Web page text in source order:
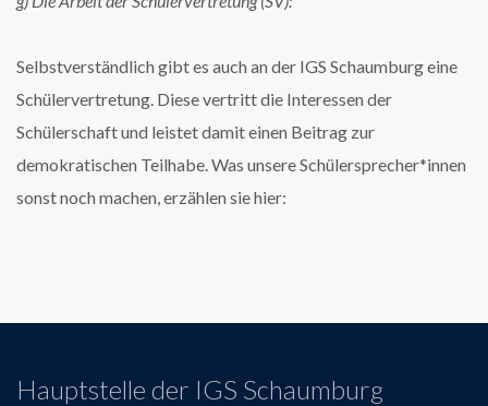
Selbstverständlich gibt es auch an der IGS Schaumburg eine
Schülervertretung. Diese vertritt die Interessen der
Schülerschaft und leistet damit einen Beitrag zur
demokratischen Teilhabe. Was unsere Schülersprecher*innen
sonst noch machen, erzählen sie hier:
Hauptstelle der IGS Schaumburg